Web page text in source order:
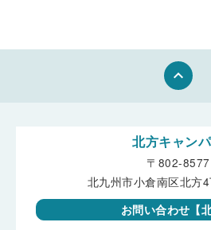
keyboard_arrow_up
北方キャン
〒802-8577
北九州市小倉南区北方
お問い合わせ【北